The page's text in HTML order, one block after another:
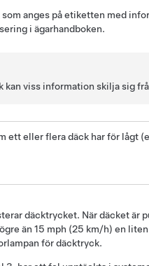
anges på etiketten med
i ägarhandboken.
kan viss information skilja sig
ett eller flera däck har för lågt
däcktrycket. När däcket är
än 15 mph (25 km/h) en
för däcktryck.